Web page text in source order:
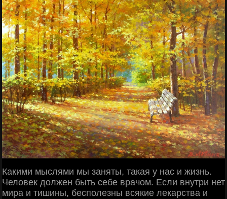
Какими мыслями мы заняты, такая у нас и жизнь.
Человек должен быть себе врачом. Если внутри нет
мира и тишины, бесполезны всякие лекарства и